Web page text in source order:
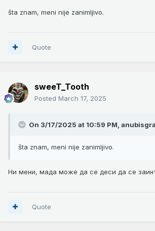
šta znam, meni nije zanimljivo.
Quote
sweeT_Tooth
Posted March 17, 2025
On 3/17/2025 at 10:59 PM,
šta znam, meni nije zanimljivo.
Ни мени, мада може да се деси да се
Quote